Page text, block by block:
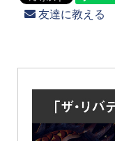
友達に教える